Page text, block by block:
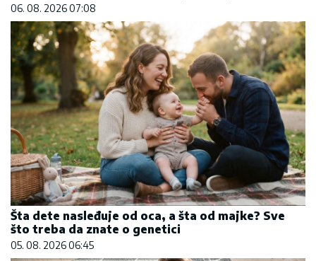
06. 08. 2026 07:08
Šta dete nasleđuje od oca, a šta od majke? Sve
što treba da znate o genetici
05. 08. 2026 06:45